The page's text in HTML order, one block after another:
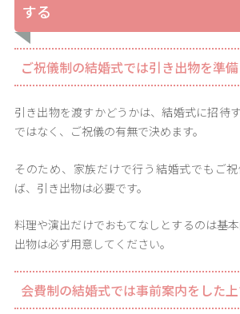
する
ご祝儀制の結婚式では引き出物を準備
引き出物を渡すかどうかは、結婚式に招待
ではなく、ご祝儀の有無で決めます。
そのため、家族だけで行う結婚式でもご
ば、引き出物は必要です。
料理や演出だけでおもてなしとするのは基
出物は必ず用意してください。
会費制の結婚式では事前案内をした